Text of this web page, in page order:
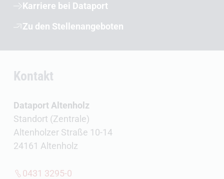
Karriere bei Dataport
Zu den Stellenangeboten
Kontakt
Dataport Altenholz
Standort (Zentrale)
Altenholzer Straße 10-14
24161 Altenholz
0431 3295-0